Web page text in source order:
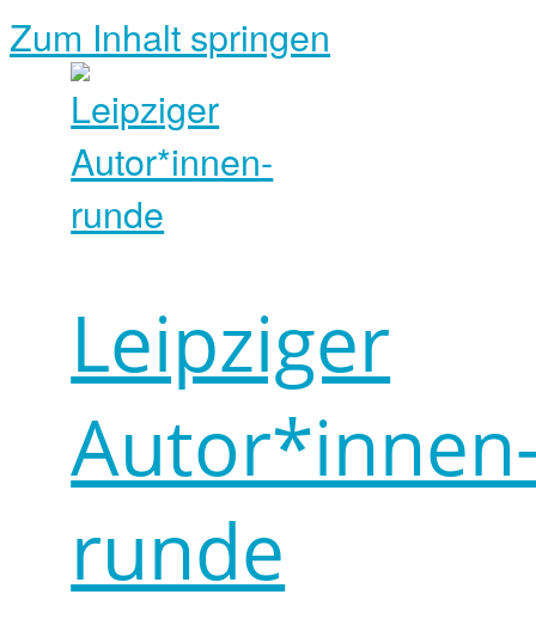
Zum Inhalt springen
Leipziger
runde